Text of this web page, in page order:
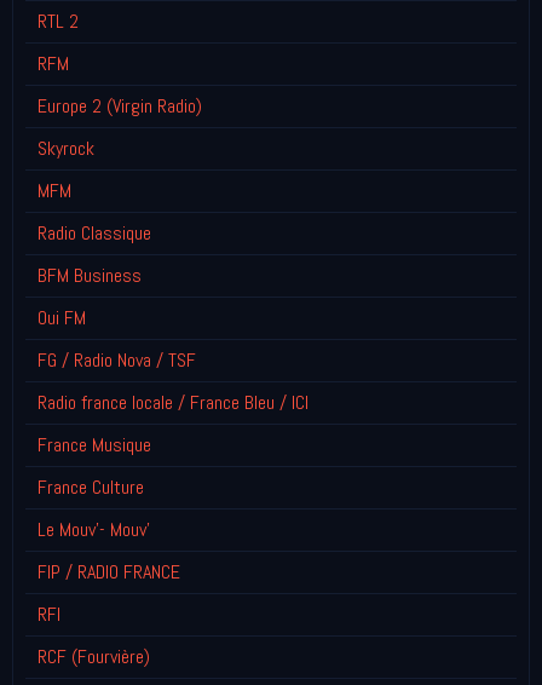
RTL 2
RFM
Europe 2 (Virgin Radio)
Skyrock
MFM
Radio Classique
BFM Business
Oui FM
FG / Radio Nova / TSF
Radio france locale / France Bleu / ICI
France Musique
France Culture
Le Mouv'- Mouv'
FIP / RADIO FRANCE
RFI
RCF (Fourvière)